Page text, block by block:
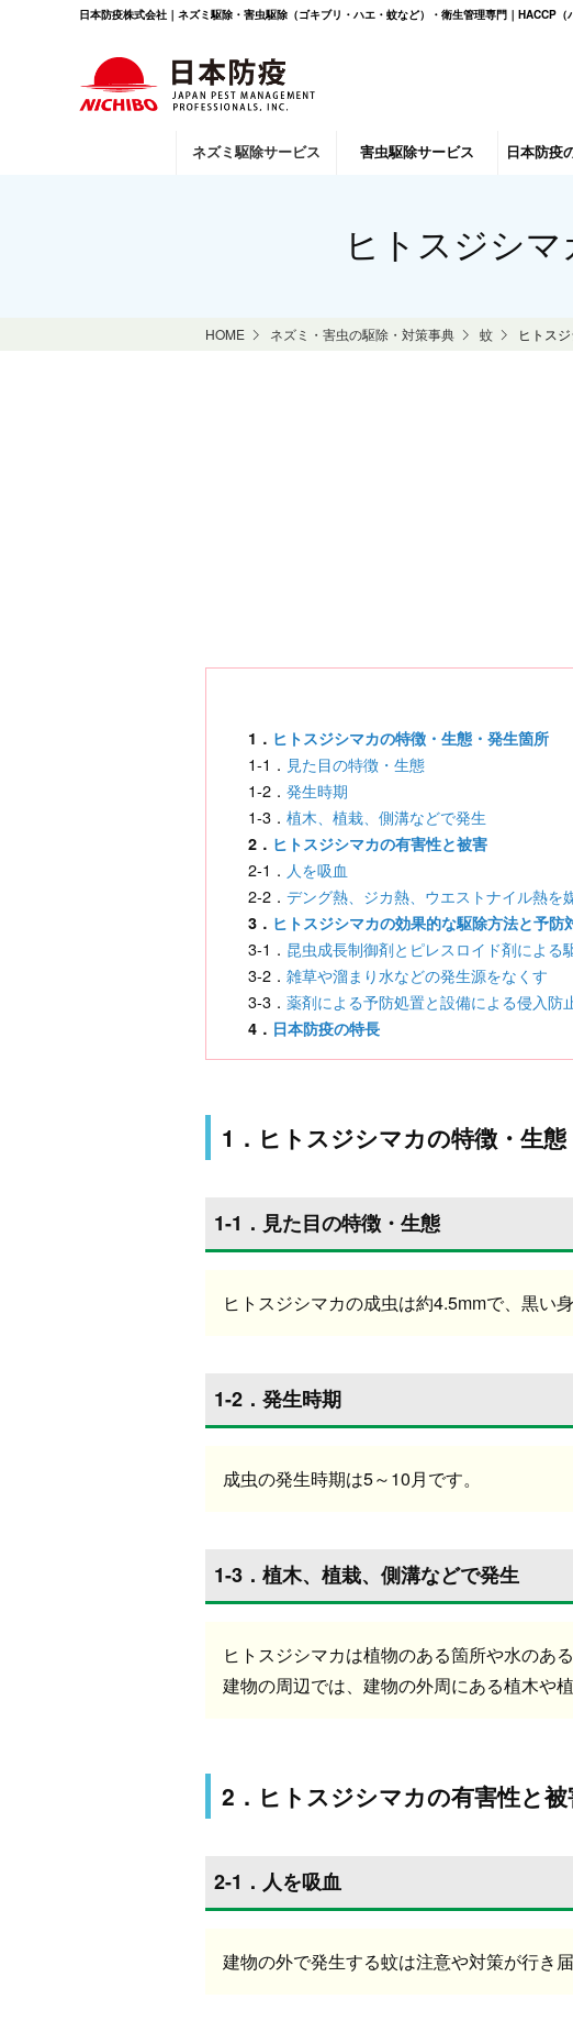
日本防疫株式会社｜ネズミ駆除・害虫駆除（ゴキブリ・ハエ・蚊など）・衛生管理専門｜HACCP
ネズミ駆除サービス 害虫駆除サービス 日本防疫
ヒトスジシ
HOME ネズミ・害虫の駆除・対策事典 蚊 ヒトス
1． ヒトスジシマカの特徴・生態・発生箇所
1-1． 見た目の特徴・生態
1-2． 発生時期
1-3． 植木、植栽、側溝などで発生
2． ヒトスジシマカの有害性と被害
2-1． 人を吸血
2-2． デング熱、ジカ熱、ウエストナイル熱を
3． ヒトスジシマカの効果的な駆除方法と予防
3-1． 昆虫成長制御剤とピレスロイド剤による
3-2． 雑草や溜まり水などの発生源をなくす
3-3． 薬剤による予防処置と設備による侵入防
4． 日本防疫の特長
1．ヒトスジシマカの特徴・生態
1-1．見た目の特徴・生態
ヒトスジシマカの成虫は約4.5mmで、黒い
1-2．発生時期
成虫の発生時期は5～10月です。
1-3．植木、植栽、側溝などで発生
ヒトスジシマカは植物のある箇所や水のあ
建物の周辺では、建物の外周にある植木や
2．ヒトスジシマカの有害性と被
2-1．人を吸血
建物の外で発生する蚊は注意や対策が行き